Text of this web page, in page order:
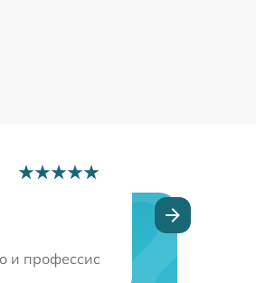
за профессионализм и
и профессионализм! Остался